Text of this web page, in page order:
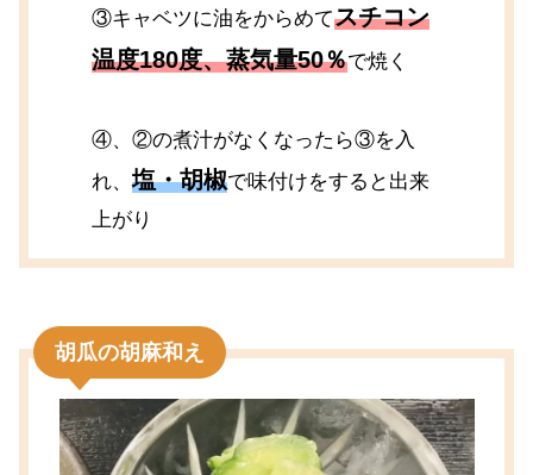
③キャベツに油をからめてスチコン
温度180度、蒸気量50％で焼く
④、②の煮汁がなくなったら③を入
れ、塩・胡椒で味付けをすると出来
上がり
胡瓜の胡麻和え